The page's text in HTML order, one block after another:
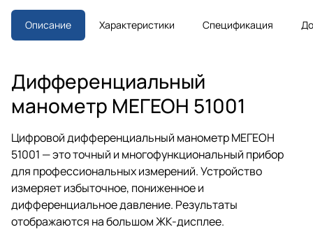
подключения к ПК. Измеряет
давление в 13 единицах,
оснащен USB-портом и ПО.
Описание Характеристики Спецификация
Дифференциальный
манометр МЕГЕОН 51001
Цифровой дифференциальный манометр МЕГЕОН
51001 — это точный и многофункциональный прибор
для профессиональных измерений. Устройство
измеряет избыточное, пониженное и
дифференциальное давление. Результаты
отображаются на большом ЖК-дисплее.